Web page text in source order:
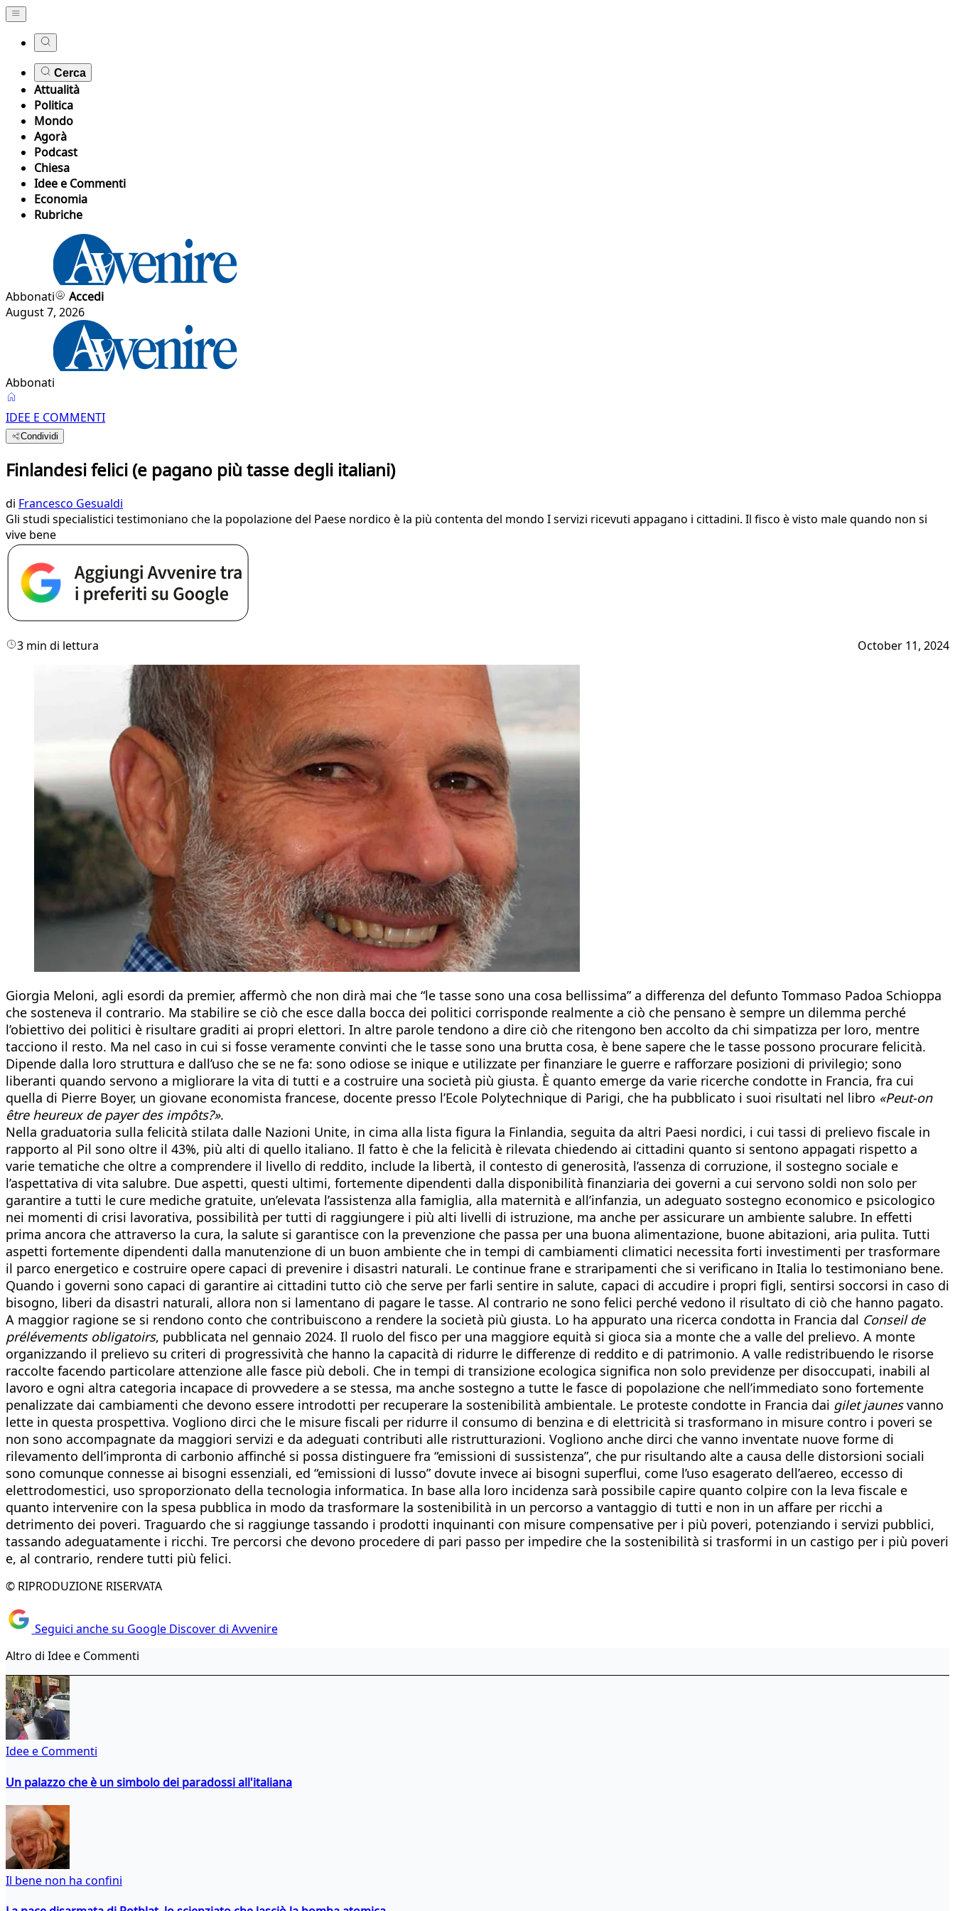
Cerca
Attualità
Politica
Mondo
Agorà
Podcast
Chiesa
Idee e Commenti
Economia
Rubriche
Abbonati
Accedi
August 7, 2026
Abbonati
IDEE E COMMENTI
Condividi
Finlandesi felici (e pagano più tasse degli italiani)
di Francesco Gesualdi
Gli studi specialistici testimoniano che la popolazione del Paese nordico è la più contenta del mondo I servizi ricevuti appagano i cittadini. Il fisco è visto male quando non si
vive bene
3 min di lettura October 11, 2024
Giorgia Meloni, agli esordi da premier, affermò che non dirà mai che “le tasse sono una cosa bellissima” a differenza del defunto Tommaso Padoa Schioppa
che sosteneva il contrario. Ma stabilire se ciò che esce dalla bocca dei politici corrisponde realmente a ciò che pensano è sempre un dilemma perché
l’obiettivo dei politici è risultare graditi ai propri elettori. In altre parole tendono a dire ciò che ritengono ben accolto da chi simpatizza per loro, mentre
tacciono il resto. Ma nel caso in cui si fosse veramente convinti che le tasse sono una brutta cosa, è bene sapere che le tasse possono procurare felicità.
Dipende dalla loro struttura e dall’uso che se ne fa: sono odiose se inique e utilizzate per finanziare le guerre e rafforzare posizioni di privilegio; sono
liberanti quando servono a migliorare la vita di tutti e a costruire una società più giusta. È quanto emerge da varie ricerche condotte in Francia, fra cui
quella di Pierre Boyer, un giovane economista francese, docente presso l’Ecole Polytechnique di Parigi, che ha pubblicato i suoi risultati nel libro «Peut-on
être heureux de payer des impôts?».
Nella graduatoria sulla felicità stilata dalle Nazioni Unite, in cima alla lista figura la Finlandia, seguita da altri Paesi nordici, i cui tassi di prelievo fiscale in
rapporto al Pil sono oltre il 43%, più alti di quello italiano. Il fatto è che la felicità è rilevata chiedendo ai cittadini quanto si sentono appagati rispetto a
varie tematiche che oltre a comprendere il livello di reddito, include la libertà, il contesto di generosità, l’assenza di corruzione, il sostegno sociale e
l’aspettativa di vita salubre. Due aspetti, questi ultimi, fortemente dipendenti dalla disponibilità finanziaria dei governi a cui servono soldi non solo per
garantire a tutti le cure mediche gratuite, un’elevata l’assistenza alla famiglia, alla maternità e all’infanzia, un adeguato sostegno economico e psicologico
nei momenti di crisi lavorativa, possibilità per tutti di raggiungere i più alti livelli di istruzione, ma anche per assicurare un ambiente salubre. In effetti
prima ancora che attraverso la cura, la salute si garantisce con la prevenzione che passa per una buona alimentazione, buone abitazioni, aria pulita. Tutti
aspetti fortemente dipendenti dalla manutenzione di un buon ambiente che in tempi di cambiamenti climatici necessita forti investimenti per trasformare
il parco energetico e costruire opere capaci di prevenire i disastri naturali. Le continue frane e straripamenti che si verificano in Italia lo testimoniano bene.
Quando i governi sono capaci di garantire ai cittadini tutto ciò che serve per farli sentire in salute, capaci di accudire i propri figli, sentirsi soccorsi in caso di
bisogno, liberi da disastri naturali, allora non si lamentano di pagare le tasse. Al contrario ne sono felici perché vedono il risultato di ciò che hanno pagato.
A maggior ragione se si rendono conto che contribuiscono a rendere la società più giusta. Lo ha appurato una ricerca condotta in Francia dal Conseil de
prélévements obligatoirs, pubblicata nel gennaio 2024. Il ruolo del fisco per una maggiore equità si gioca sia a monte che a valle del prelievo. A monte
organizzando il prelievo su criteri di progressività che hanno la capacità di ridurre le differenze di reddito e di patrimonio. A valle redistribuendo le risorse
raccolte facendo particolare attenzione alle fasce più deboli. Che in tempi di transizione ecologica significa non solo previdenze per disoccupati, inabili al
lavoro e ogni altra categoria incapace di provvedere a se stessa, ma anche sostegno a tutte le fasce di popolazione che nell’immediato sono fortemente
penalizzate dai cambiamenti che devono essere introdotti per recuperare la sostenibilità ambientale. Le proteste condotte in Francia dai gilet jaunesvanno
lette in questa prospettiva. Vogliono dirci che le misure fiscali per ridurre il consumo di benzina e di elettricità si trasformano in misure contro i poveri se
non sono accompagnate da maggiori servizi e da adeguati contributi alle ristrutturazioni. Vogliono anche dirci che vanno inventate nuove forme di
rilevamento dell’impronta di carbonio affinché si possa distinguere fra “emissioni di sussistenza”, che pur risultando alte a causa delle distorsioni sociali
sono comunque connesse ai bisogni essenziali, ed “emissioni di lusso” dovute invece ai bisogni superflui, come l’uso esagerato dell’aereo, eccesso di
elettrodomestici, uso sproporzionato della tecnologia informatica. In base alla loro incidenza sarà possibile capire quanto colpire con la leva fiscale e
quanto intervenire con la spesa pubblica in modo da trasformare la sostenibilità in un percorso a vantaggio di tutti e non in un affare per ricchi a
detrimento dei poveri. Traguardo che si raggiunge tassando i prodotti inquinanti con misure compensative per i più poveri, potenziando i servizi pubblici,
tassando adeguatamente i ricchi. Tre percorsi che devono procedere di pari passo per impedire che la sostenibilità si trasformi in un castigo per i più poveri
e, al contrario, rendere tutti più felici.
© RIPRODUZIONE RISERVATA
Seguici anche su Google Discover di Avvenire
Altro di Idee e Commenti
Idee e Commenti
Un palazzo che è un simbolo dei paradossi all'italiana
Il bene non ha confini